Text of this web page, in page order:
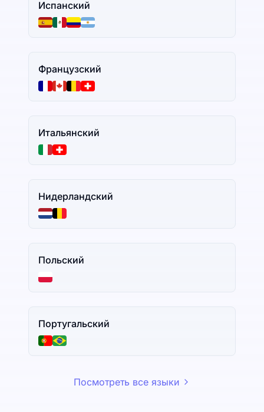
Испанский
Французский
Итальянский
Нидерландский
Польский
Португальский
Посмотреть все языки